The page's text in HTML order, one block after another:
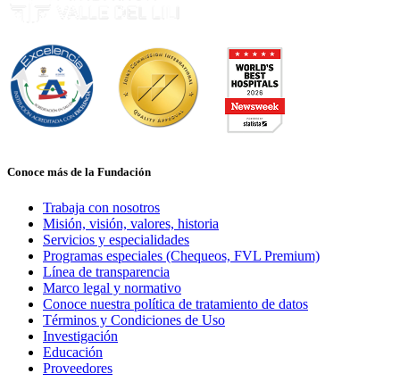
Conoce más de la Fundación
Trabaja con nosotros
Misión, visión, valores, historia
Servicios y especialidades
Programas especiales (Chequeos, FVL Premium)
Línea de transparencia
Marco legal y normativo
Conoce nuestra política de tratamiento de datos
Términos y Condiciones de Uso
Investigación
Educación
Proveedores